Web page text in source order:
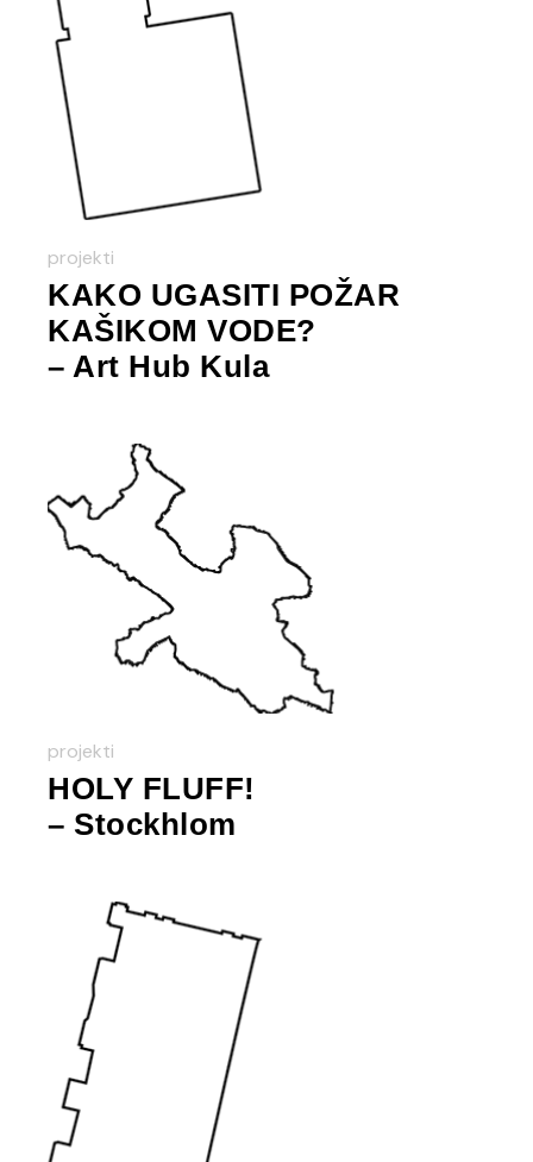
projekti
KAKO UGASITI POŽAR
KAŠIKOM VODE?
– Art Hub Kula
projekti
HOLY FLUFF!
– Stockhlom